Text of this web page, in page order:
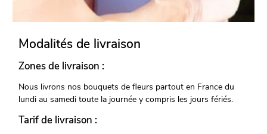
Modalités de livraison
Zones de livraison :
Nous livrons nos bouquets de fleurs partout en France du
lundi au samedi toute la journée y compris les jours fériés.
Tarif de livraison :